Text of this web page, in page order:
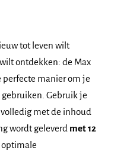
tot leven wilt
ontdekken: de Max
manier om je
Gebruik je
met de inhoud
wordt geleverd met 12
optimale